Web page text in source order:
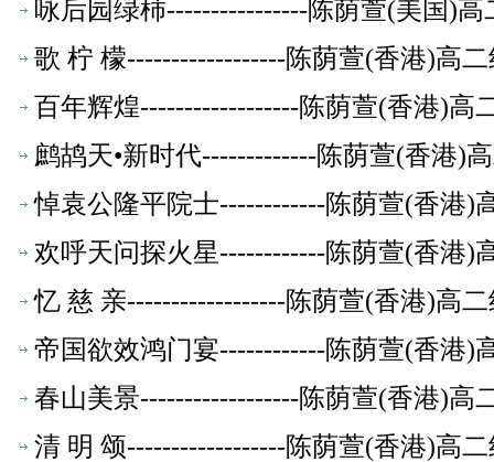
咏后园绿柿----------------陈荫萱(美国)高
歌 柠 檬------------------陈荫萱(香港)高
百年辉煌------------------陈荫萱(香港)高
鹧鸪天•新时代-------------陈荫萱(香港)
悼袁公隆平院士------------陈荫萱(香港)
欢呼天问探火星------------陈荫萱(香港)
忆 慈 亲------------------陈荫萱(香港)高
帝国欲效鸿门宴------------陈荫萱(香港)
春山美景------------------陈荫萱(香港)高
清 明 颂------------------陈荫萱(香港)高